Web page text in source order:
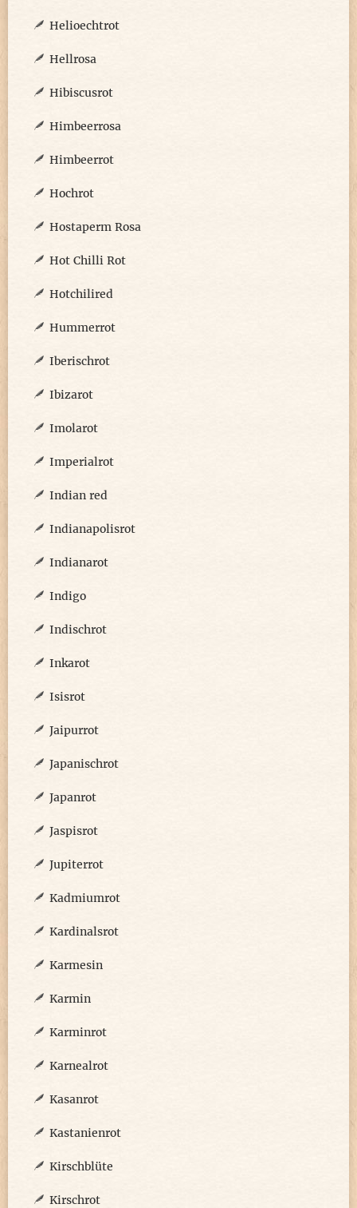
Helioechtrot
Hellrosa
Hibiscusrot
Himbeerrosa
Himbeerrot
Hochrot
Hostaperm Rosa
Hot Chilli Rot
Hotchilired
Hummerrot
Iberischrot
Ibizarot
Imolarot
Imperialrot
Indian red
Indianapolisrot
Indianarot
Indigo
Indischrot
Inkarot
Isisrot
Jaipurrot
Japanischrot
Japanrot
Jaspisrot
Jupiterrot
Kadmiumrot
Kardinalsrot
Karmesin
Karmin
Karminrot
Karnealrot
Kasanrot
Kastanienrot
Kirschblüte
Kirschrot